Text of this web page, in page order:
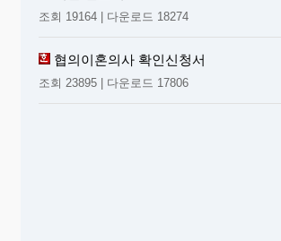
조회 19164 | 다운로드 18274
협의이혼의사 확인신청서
조회 23895 | 다운로드 17806